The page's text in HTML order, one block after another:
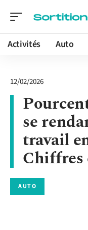
Activités Auto
12/02/2026
se
travail
Chiffres
AUTO